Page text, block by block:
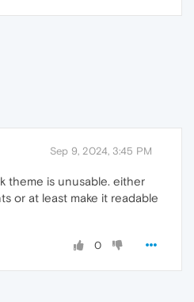
Sep 9, 2024, 3:45 PM
theme is unusable. either
or at least make it readable
0